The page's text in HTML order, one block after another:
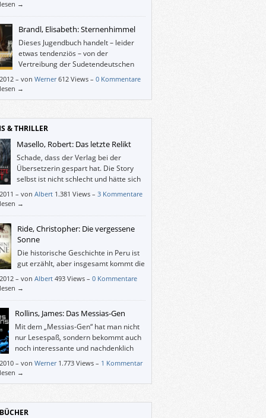
jetzt – neu übersetzt – abermals
Das ist würdig und recht – mit einer
Einschränkung: „Staatseigentum“ war ein
Titel als „Bruder Zwilling“.
→
Brandl, Elisabeth: Sternenhimmel
Dieses Jugendbuch handelt – leider
etwas tendenziös – von der
Vertreibung der Sudetendeutschen
aus ihrer Heimat. Ansonsten
es zielgruppengerecht, was es
– von Werner 612 Views – 0 Kommentare
→
& THRILLER
Masello, Robert: Das letzte Relikt
Schade, dass der Verlag bei der
Übersetzerin gespart hat. Die Story
selbst ist nicht schlecht und hätte sich
mehr verdient.
– von Albert 1.381 Views – 3 Kommentare
→
Ride, Christopher: Die vergessene
Sonne
Die historische Geschichte in Peru ist
gut erzählt, aber insgesamt kommt die
Erzählung in Sachen Spannung und
leider nicht mehr an den Vorgänger
– von Albert 493 Views – 0 Kommentare
→
Rollins, James: Das Messias-Gen
Mit dem „Messias-Gen“ hat man nicht
nur Lesespaß, sondern bekommt auch
noch interessante und nachdenklich
stimmende Information als Draufgabe.
– von Werner 1.773 Views – 1 Kommentar
→